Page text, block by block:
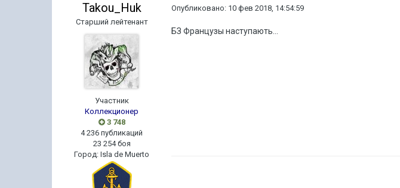
Takou_Huk
Старший лейтенант
Участник
Коллекционер
3 748
4 236 публикаций
23 254 боя
Город:Isla de Muerto
Опубликовано: 10 фев 2018, 14:54:59
БЗ Французы наступають...